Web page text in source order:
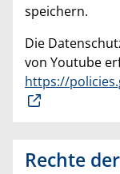
speichern.
Die
von Youtube
https://
Rechte